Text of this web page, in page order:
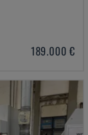
189.000 €